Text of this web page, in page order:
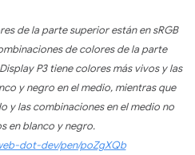
de la parte superior están en sRGB
de colores de la parte
P3 tiene colores más vivos y las
y negro en el medio, mientras que
y las combinaciones en el medio no
en blanco y negro.
dot-dev/pen/poZgXQb